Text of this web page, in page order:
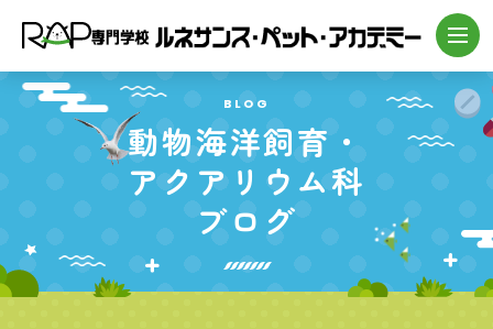
BLOG
動物海洋飼育・
アクアリウム科
ブログ